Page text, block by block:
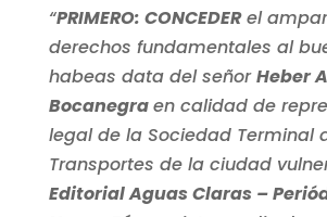
“PRIMERO: CONCEDERel
derechos fundamentales al
habeas data del señorHeber
Bocanegraen calidad de
legal de la Sociedad Terminal
Transportes de la ciudad
Editorial Aguas Claras –